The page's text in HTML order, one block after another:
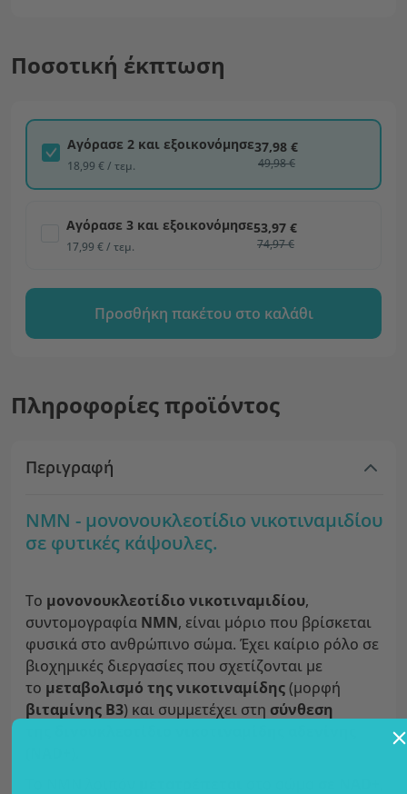
Ποσοτική έκπτωση
Αγόρασε 2 και εξοικονόμησε
18,99 € / τεμ.
37,98 €
49,98 €
Αγόρασε 3 και εξοικονόμησε
17,99 € / τεμ.
53,97 €
74,97 €
Προσθήκη πακέτου στο καλάθι
Πληροφορίες προϊόντος
Περιγραφή
NMN - μονονουκλεοτίδιο νικοτιναμιδίου
σε φυτικές κάψουλες.
Το μονονουκλεοτίδιο νικοτιναμιδίου,
συντομογραφία NMN, είναι μόριο που βρίσκεται
φυσικά στο ανθρώπινο σώμα. Έχει καίριο ρόλο σε
βιοχημικές διεργασίες που σχετίζονται με
το μεταβολισμό της νικοτιναμίδης(μορφή
βιταμίνης Β3) και συμμετέχει στη σύνθεση